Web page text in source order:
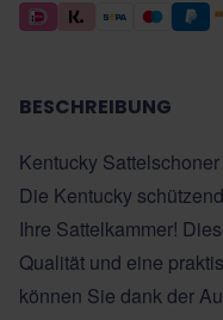
BESCHREIBUNG
Kentucky
Die Kentucky
Ihre Sattelkammer!
Qualität und eine
können Sie dank der